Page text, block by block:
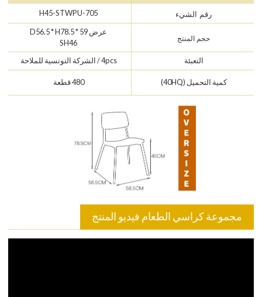
رقم الشيء 705-H45-STWPU
حجم المنتج
عرض 59 * D56.5 * H78.5
SH46
التعبئة
4pcs / الشركة التونسية للملاحة
كمية التحميل (40HQ) 480 قطعة
مجموعة كراسي الطعام فيديو المنتج